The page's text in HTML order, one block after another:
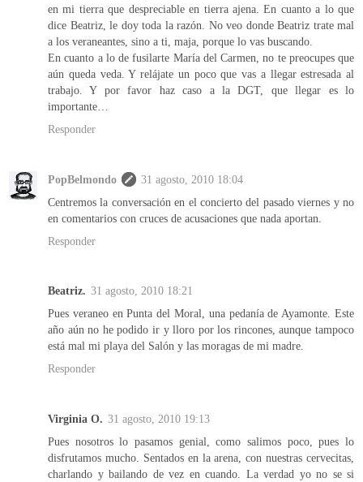
en mi tierra que despreciable en tierra ajena. En cuanto a lo que
dice Beatriz, le doy toda la razón. No veo donde Beatriz trate mal
a los veraneantes, sino a ti, maja, porque lo vas buscando.
En cuanto a lo de fusilarte María del Carmen, no te preocupes que
aún queda veda. Y relájate un poco que vas a llegar estresada al
trabajo. Y por favor haz caso a la DGT, que llegar es lo
importante…
Responder
PopBelmondo
31 agosto, 2010 18:04
Centremos la conversación en el concierto del pasado viernes y no
en comentarios con cruces de acusaciones que nada aportan.
Responder
Beatriz. 31 agosto, 2010 18:21
Pues veraneo en Punta del Moral, una pedanía de Ayamonte. Este
año aún no he podido ir y lloro por los rincones, aunque tampoco
está mal mi playa del Salón y las moragas de mi madre.
Responder
Virginia O. 31 agosto, 2010 19:13
Pues nosotros lo pasamos genial, como salimos poco, pues lo
disfrutamos mucho. Sentados en la arena, con nuestras cervecitas,
charlando y bailando de vez en cuando. La verdad yo no se si